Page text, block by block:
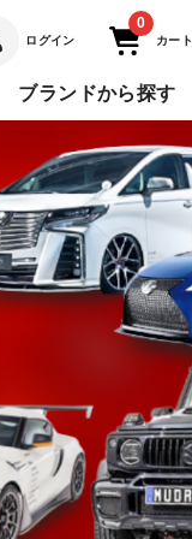
ログイン
0
カート
ブランドから探す